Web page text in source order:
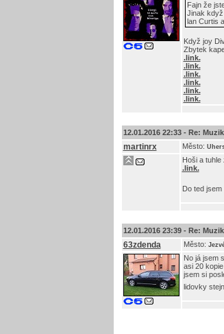
Fajn že
Jinak
lan Curtis
Když joy
Zbytek
.link.
.link.
.link.
.link.
.link.
.link.
12.01.2016 22:33 - Re:
martinrx Město:
Hoši a tuhle
.link.
Do ted
12.01.2016 23:39 - Re:
63zdenda Město:
No já jsem
asi 20
jsem si
lidovky